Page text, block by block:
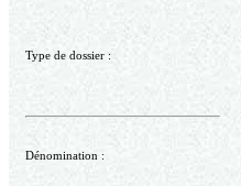
Type de dossier :
Dénomination :